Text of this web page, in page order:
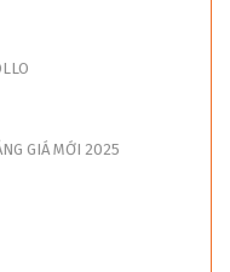
GIÁ MỚI 2025